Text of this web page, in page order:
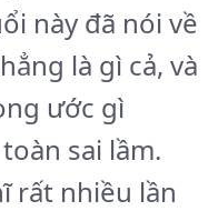
này đã nói về
là gì cả, và
ước gì
sai lầm.
rất nhiều lần